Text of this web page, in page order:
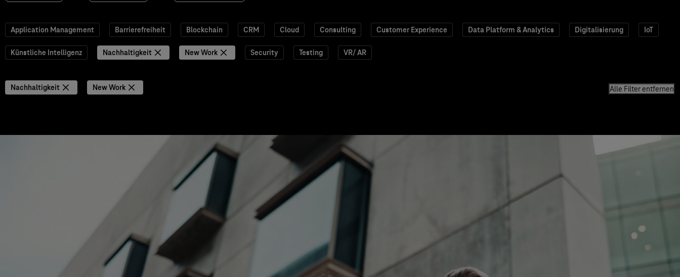
Application Management Barrierefreiheit Blockchain CRM Cloud Consulting Customer Experience Data Platform & Analytics Digitalisierung IoT
Künstliche Intelligenz Nachhaltigkeit New Work Security Testing VR/ AR
Nachhaltigkeit New Work Alle Filter entfernen